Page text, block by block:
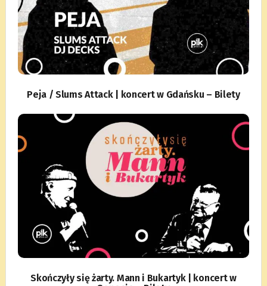
Peja / Slums Attack | koncert w Gdańsku – Bilety
Skończyły się żarty. Mann i Bukartyk | koncert w